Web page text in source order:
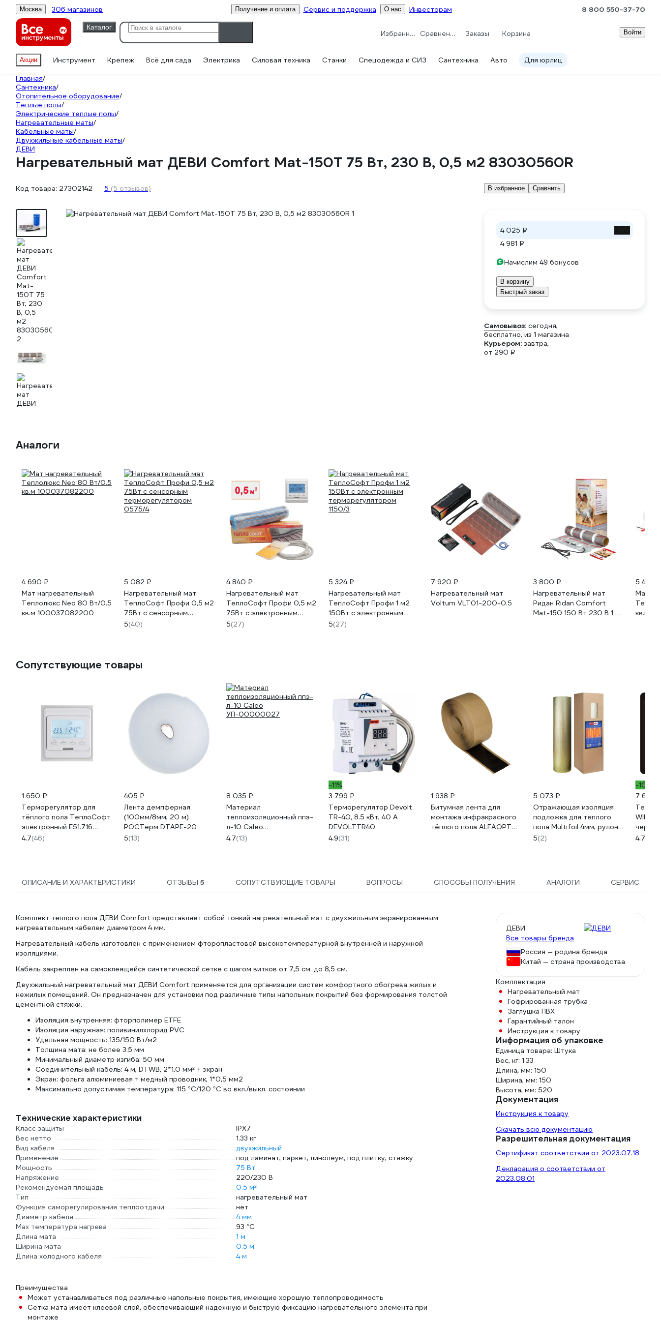
Москва 306 магазинов Получение и оплата Сервис и поддержка О нас Инвесторам 8 800 550-37-70
Каталог
Избранное Сравнение Заказы Корзина Войти
Акции Инструмент Крепеж Всё для сада Электрика Силовая техника Станки Спецодежда и СИЗ Сантехника Авто Для юрлиц
Главная/
Сантехника/
Отопительное оборудование/
Теплые полы/
Электрические теплые полы/
Нагревательные маты/
Кабельные маты/
Двухжильные кабельные маты/
ДЕВИ
Нагревательный мат ДЕВИ Comfort Mat-150T 75 Вт, 230 В, 0,5 м2 83030560R
Код товара: 27302142 5 (5 отзывов) В избранное Сравнить
4 025 ₽
4 981 ₽
Начислим 49 бонусов
В корзину
Быстрый заказ
Самовывоз: сегодня,
бесплатно, из 1 магазина
Курьером: завтра,
от 290 ₽
Аналоги
4 690 ₽
Мат нагревательный
Теплолюкс Neo 80 Вт/0.5
кв.м 100037082200
5 082 ₽
Нагревательный мат
ТеплоСофт Профи 0,5 м2
75Вт с сенсорным
терморегулятором
5(40)
4 840 ₽
Нагревательный мат
ТеплоСофт Профи 0,5 м2
75Вт с электронным
терморегулятором
5(27)
5 324 ₽
Нагревательный мат
ТеплоСофт Профи 1 м2
150Вт с электронным
терморегулятором
5(27)
7 920 ₽
Нагревательный мат
Voltum VLT01-200-0.5
3 800 ₽
Нагревательный мат
Ридан Ridan Comfort
Mat-150 150 Вт 230 В 1 м²
5 490
Мат
кв.м
Сопутствующие товары
1 650 ₽
Терморегулятор для
тёплого пола ТеплоСофт
электронный E51.716
белый 51716
4.7(46)
405 ₽
Лента демпферная
(100мм/8мм, 20 м)
РОСТерм DTAPE-20
5(13)
8 035 ₽
Материал
теплоизоляционный ппэ-
л-10 Caleo
УП-00000027
4.7(13)
-11%
3 799 ₽
Терморегулятор Devolt
TR-40, 8.5 кВт, 40 А
DEVOLTTR40
4.9(31)
1 938 ₽
Битумная лента для
монтажа инфракрасного
тёплого пола ALFAOPT
5 073 ₽
Отражающая изоляция
подложка для теплого
пола Multifoil 4мм, рулон
18 м2 21004
5(2)
-10%
7 605
WIFI
0К-
4.7
ОПИСАНИЕ И ХАРАКТЕРИСТИКИ ОТЗЫВЫ5 СОПУТСТВУЮЩИЕ ТОВАРЫ ВОПРОСЫ СПОСОБЫ ПОЛУЧЕНИЯ АНАЛОГИ СЕРВИС
Комплект теплого пола ДЕВИ Comfort представляет собой тонкий нагревательный мат с двухжильным экранированным
нагревательным кабелем диаметром 4 мм.
Нагревательный кабель изготовлен с применением фторопластовой высокотемпературной внутренней и наружной
изоляциями.
Кабель закреплен на самоклеящейся синтетической сетке с шагом витков от 7,5 см. до 8,5 см.
Двухжильный нагревательный мат ДЕВИ Comfort применяется для организации систем комфортного обогрева жилых и
нежилых помещений. Он предназначен для установки под различные типы напольных покрытий без формирования толстой
цементной стяжки.
Изоляция внутренняя: фторполимер ETFE
Изоляция наружная: поливинилхлорид PVC
Удельная мощность: 135/150 Вт/м2
Толщина мата: не более 3.5 мм
Минимальный диаметр изгиба: 50 мм
Соединительный кабель: 4 м, DTWB, 2*1,0 мм² + экран
Экран: фольга алюминиевая + медный проводник, 1*0,5 мм2
Максимально допустимая температура: 115 °C/120 °C во вкл./выкл. состоянии
Технические характеристики
Класс защиты
IPХ7
Вес нетто
1.33 кг
Вид кабеля
двухжильный
Применение
под ламинат, паркет, линолеум, под плитку, стяжку
Мощность
75 Вт
Напряжение
220/230 В
Рекомендуемая площадь
0.5 м²
Тип
нагревательный мат
Функция саморегулирования теплоотдачи
нет
Диаметр кабеля
4 мм
Max температура нагрева
93 °С
Длина мата
1 м
Ширина мата
0.5 м
Длина холодного кабеля
4 м
Преимущества
Может устанавливаться под различные напольные покрытия, имеющие хорошую теплопроводимость
Сетка мата имеет клеевой слой, обеспечивающий надежную и быструю фиксацию нагревательного элемента при
монтаже
ДЕВИ
Все товары бренда
Россия — родина бренда
Китай — страна производства
Комплектация
Нагревательный мат
Гофрированная трубка
Заглушка ПВХ
Гарантийный талон
Инструкция к товару
Информация об упаковке
Единица товара: Штука
Вес, кг: 1.33
Длина, мм: 150
Ширина, мм: 150
Высота, мм: 520
Документация
Инструкция к товару
Скачать всю документацию
Разрешительная документация
Сертификат соответствия от 2023.07.18
Декларация о соответствии от
2023.08.01